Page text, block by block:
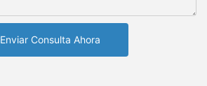
Enviar Consulta Ahora